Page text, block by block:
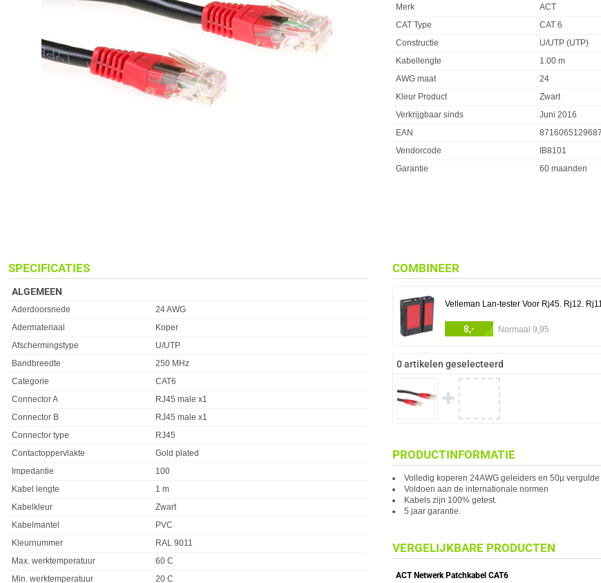
Eigenschap
Merk
ACT
CAT Type
CAT 6
Constructie
U/UTP (UTP)
Kabellengte
1.00 m
AWG maat
24
Kleur Product
Zwart
Verkrijgbaar sinds
Juni 2016
EAN
8716065129687
Vendorcode
IB8101
Garantie
60 maanden
SPECIFICATIES
ALGEMEEN
Eigenschap Waarde
Aderdoorsnede
24 AWG
Adermateriaal
Koper
Afschermingstype
U/UTP
Bandbreedte
250 MHz
Categorie
CAT6
Connector A
RJ45 male x1
Connector B
RJ45 male x1
Connector type
RJ45
Contactoppervlakte
Gold plated
Impedantie
100
Kabel lengte
1 m
Kabelkleur
Zwart
Kabelmantel
PVC
Kleurnummer
RAL 9011
Max. werktemperatuur
60 C
Min. werktemperatuur
20 C
COMBINEER
Velleman Lan-tester Voor Rj45. Rj12.
8,- Normaal 9,95
0 artikelen geselecteerd
✚
PRODUCTINFORMATIE
Volledig koperen 24AWG geleiders en 50µ
Voldoen aan de internationale normen
Kabels zijn 100% getest.
5 jaar garantie.
VERGELIJKBARE PRODUCTEN
ACT Netwerk Patchkabel CAT6